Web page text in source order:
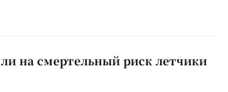
на смертельный риск летчики